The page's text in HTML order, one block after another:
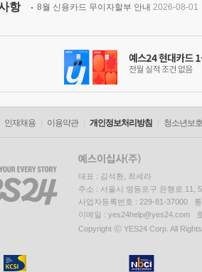
항 8월 신용카드 무이자할부 안내 2026-08-01
인재채용 이용약관 개인정보처리방침 청소년보
대표 : 김석환, 최세라
주소 : 서울시 영등포구 은행로 11,
사업자등록번호 : 229-81-37000
이메일 : yes24help@yes24.com
Copyright ⓒ YES24 Corp. All